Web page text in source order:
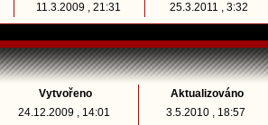
11.3.2009 , 21:31 25.3.2011 , 3:32
Vytvořeno
Aktualizováno
24.12.2009 , 14:01
3.5.2010 , 18:57